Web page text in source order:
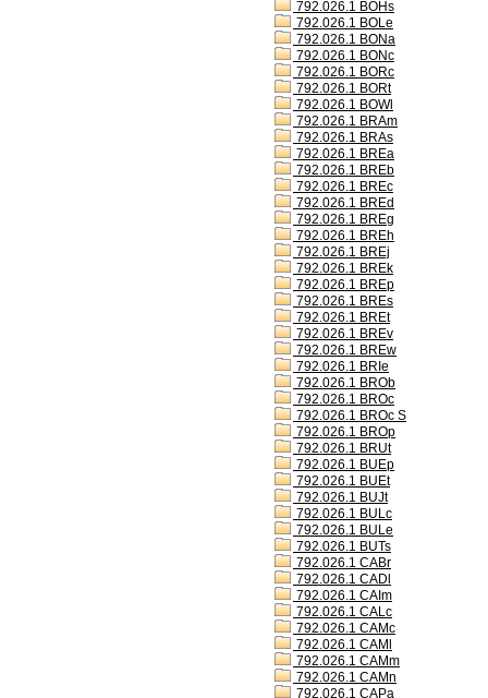
792.026.1 BOHs
792.026.1 BOLe
792.026.1 BONa
792.026.1 BONc
792.026.1 BORc
792.026.1 BORt
792.026.1 BOWl
792.026.1 BRAm
792.026.1 BRAs
792.026.1 BREa
792.026.1 BREb
792.026.1 BREc
792.026.1 BREd
792.026.1 BREg
792.026.1 BREh
792.026.1 BREj
792.026.1 BREk
792.026.1 BREp
792.026.1 BREs
792.026.1 BREt
792.026.1 BREv
792.026.1 BREw
792.026.1 BRIe
792.026.1 BROb
792.026.1 BROc
792.026.1 BROc S
792.026.1 BROp
792.026.1 BRUt
792.026.1 BUEp
792.026.1 BUEt
792.026.1 BUJt
792.026.1 BULc
792.026.1 BULe
792.026.1 BUTs
792.026.1 CABr
792.026.1 CADl
792.026.1 CAIm
792.026.1 CALc
792.026.1 CAMc
792.026.1 CAMl
792.026.1 CAMm
792.026.1 CAMn
792.026.1 CAPa